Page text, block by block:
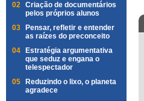
02 Criação de documentários
pelos próprios alunos
03
Pensar, refletir e entender
as raízes do preconceito
04
Estratégia argumentativa
que seduz e engana o
telespectador
05
Reduzindo o lixo, o planeta
agradece